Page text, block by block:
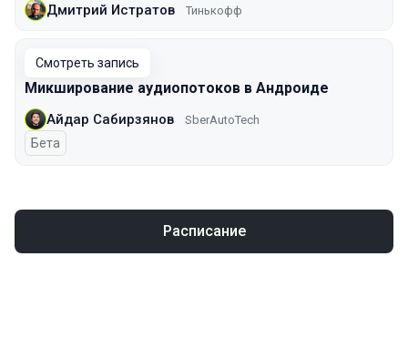
Дмитрий Истратов Тинькофф
Смотреть запись
Микширование аудиопотоков в Андроиде
Айдар Сабирзянов SberAutoTech
Бета
Расписание